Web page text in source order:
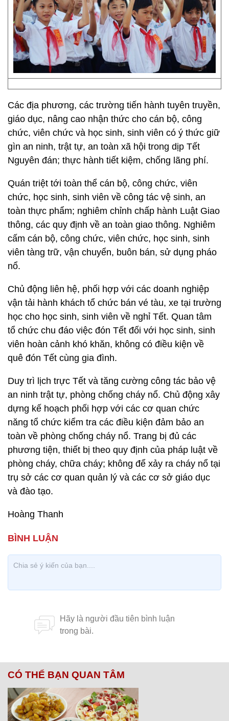
Các địa phương, các trường tiến hành tuyên truyền,
giáo dục, nâng cao nhận thức cho cán bộ, công
chức, viên chức và học sinh, sinh viên có ý thức giữ
gìn an ninh, trật tự, an toàn xã hội trong dịp Tết
Nguyên đán; thực hành tiết kiệm, chống lãng phí.
Quán triệt tới toàn thể cán bộ, công chức, viên
chức, học sinh, sinh viên về công tác vệ sinh, an
toàn thực phẩm; nghiêm chỉnh chấp hành Luật Giao
thông, các quy định về an toàn giao thông. Nghiêm
cấm cán bộ, công chức, viên chức, học sinh, sinh
viên tàng trữ, vận chuyển, buôn bán, sử dụng pháo
nổ.
Chủ động liên hệ, phối hợp với các doanh nghiệp
vận tải hành khách tổ chức bán vé tàu, xe tại trường
học cho học sinh, sinh viên về nghỉ Tết. Quan tâm
tổ chức chu đáo việc đón Tết đối với học sinh, sinh
viên hoàn cảnh khó khăn, không có điều kiện về
quê đón Tết cùng gia đình.
Duy trì lịch trực Tết và tăng cường công tác bảo vệ
an ninh trật tự, phòng chống cháy nổ. Chủ động xây
dựng kế hoạch phối hợp với các cơ quan chức
năng tổ chức kiểm tra các điều kiện đảm bảo an
toàn về phòng chống cháy nổ. Trang bị đủ các
phương tiện, thiết bị theo quy định của pháp luật về
phòng cháy, chữa cháy; không để xảy ra cháy nổ tại
trụ sở các cơ quan quản lý và các cơ sở giáo dục
và đào tạo.
Hoàng Thanh
CÓ THỂ BẠN QUAN TÂM